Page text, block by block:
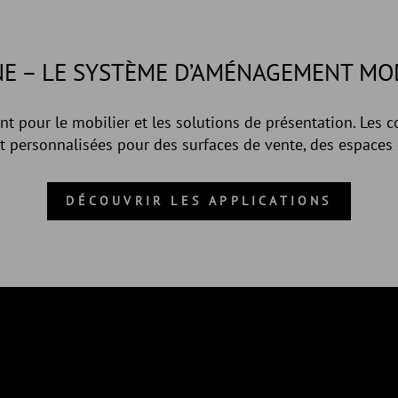
– LE SYSTÈME D’AMÉNAGEMENT
pour le mobilier et les solutions de présentation.
pour des surfaces de vente, des
DÉCOUVRIR LES APPLICATIONS